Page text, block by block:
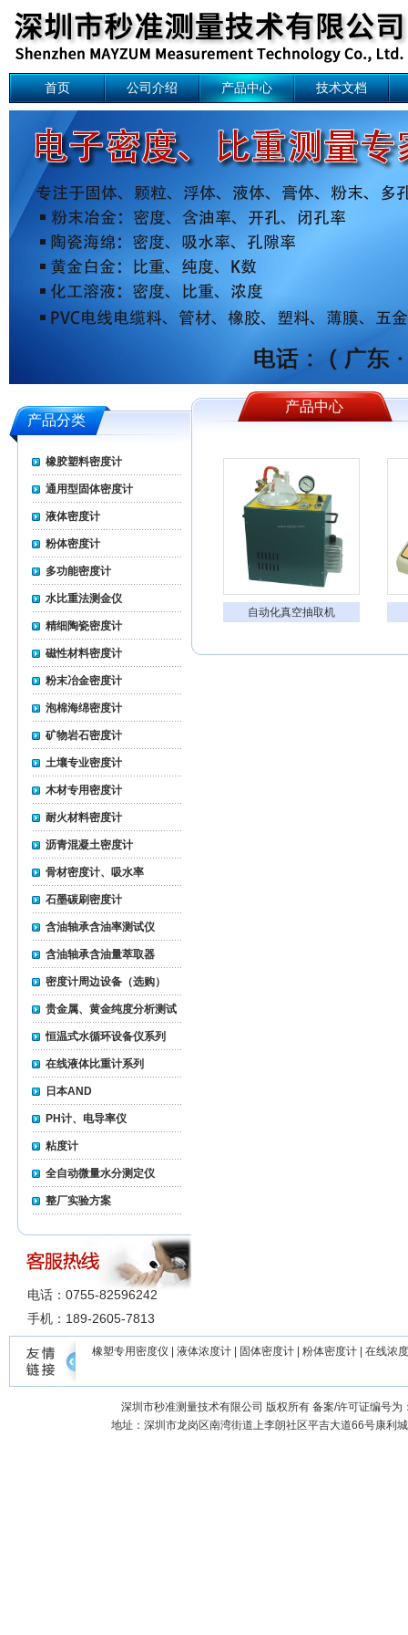
首页 公司介绍 产品中心 技术文档
产品分类
橡胶塑料密度计
通用型固体密度计
液体密度计
粉体密度计
多功能密度计
水比重法测金仪
精细陶瓷密度计
磁性材料密度计
粉末冶金密度计
泡棉海绵密度计
矿物岩石密度计
土壤专业密度计
木材专用密度计
耐火材料密度计
沥青混凝土密度计
骨材密度计、吸水率
石墨碳刷密度计
含油轴承含油率测试仪
含油轴承含油量萃取器
密度计周边设备（选购）
贵金属、黄金纯度分析测试
仪
恒温式水循环设备仪系列
在线液体比重计系列
日本AND
PH计、电导率仪
粘度计
全自动微量水分测定仪
整厂实验方案
电话：0755-82596242
手机：189-2605-7813
产品中心
自动化真空抽取机
橡塑专用密度仪 液体浓度计 固体密度计 粉体密度计 在线浓
深圳市秒准测量技术有限公司 版权所有 备案/许可证编号为
地址：深圳市龙岗区南湾街道上李朗社区平吉大道66号康利